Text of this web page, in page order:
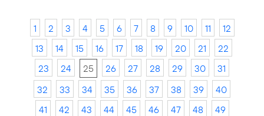
1 2 3 4 5 6 7 8 9 10 11
12
13
14 15 16 17 18 19 20 21
22
23
24 25 26 27 28 29 30
31
32
33 34 35 36 37 38 39
40
41
42 43 44 45 46 47 48
49